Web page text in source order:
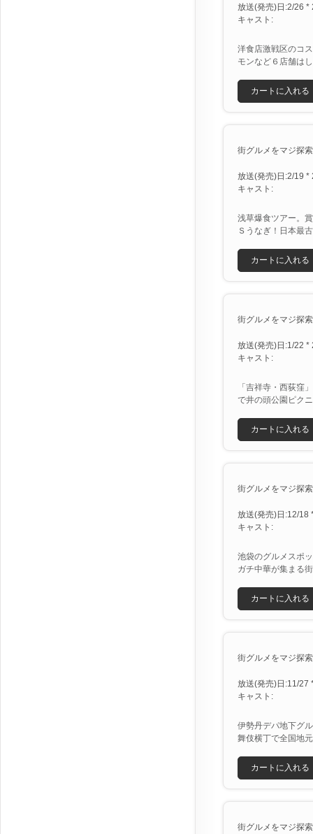
放送(発売)日:2/26 *
キャスト:
洋食店激戦区のコ
モンなど６店舗は
カートに入れる
街グルメをマジ探
放送(発売)日:2/19 *
キャスト:
浅草爆食ツアー。
Ｓうなぎ！日本最
カートに入れる
街グルメをマジ探
放送(発売)日:1/22 *
キャスト:
「吉祥寺・西荻窪
で井の頭公園ピク
カートに入れる
街グルメをマジ探
放送(発売)日:12/18
キャスト:
池袋のグルメスポ
ガチ中華が集まる
カートに入れる
街グルメをマジ探
放送(発売)日:11/27
キャスト:
伊勢丹デパ地下グ
舞伎横丁で全国地
カートに入れる
街グルメをマジ探